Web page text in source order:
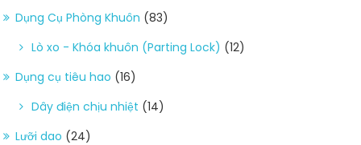
Dụng Cụ Phòng Khuôn (83)
Lò xo - Khóa khuôn (Parting Lock) (12)
Dụng cụ tiêu hao (16)
Dây điện chịu nhiệt (14)
Lưỡi dao (24)